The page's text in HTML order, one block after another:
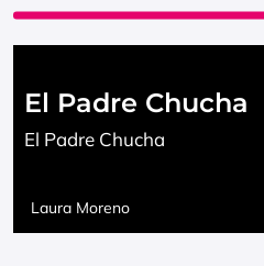
El Padre Chucha
El Padre Chucha
Laura Moreno